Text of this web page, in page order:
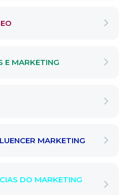
E MARKETING
MARKETING
DO MARKETING